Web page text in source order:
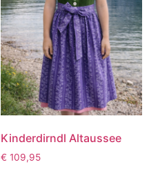
Kinderdirndl Altaussee
€ 109,95